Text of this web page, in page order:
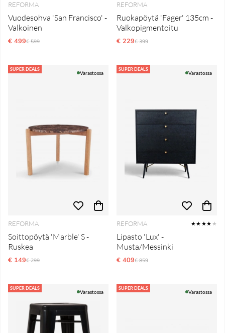
REFORMA
Vuodesohva 'San Francisco' -
Valkoinen
€ 499Normaali hinta
€ 599
REFORMA
Ruokapöytä 'Fager' 135cm -
Valkopigmentoitu
€ 229Normaali hinta
€ 399
SUPER DEALS
Varastossa
REFORMA
Soittopöytä 'Marble' S -
Ruskea
€ 149Normaali hinta
€ 299
SUPER DEALS
Varastossa
REFORMA ★★★★ ★
Lipasto 'Lux' -
Musta/Messinki
€ 409Normaali hinta
€ 859
SUPER DEALS
Varastossa
SUPER DEALS
Varastossa